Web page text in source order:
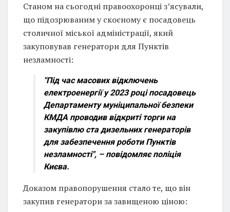
Станом на сьогодні правоохоронці з’ясували,
що підозрюваним у скоєному є посадовець
столичної міської адміністрації, який
закуповував генератори для Пунктів
незламності:
"Під час масових відключень
електроенергії у 2023 році посадовець
Департаменту муніципальної безпеки
КМДА проводив відкриті торги на
закупівлю ста дизельних генераторів
для забезпечення роботи Пунктів
незламності", – повідомляє поліція
Києва.
Доказом правопорушення стало те, що він
закупив генератори за завищеною ціною: